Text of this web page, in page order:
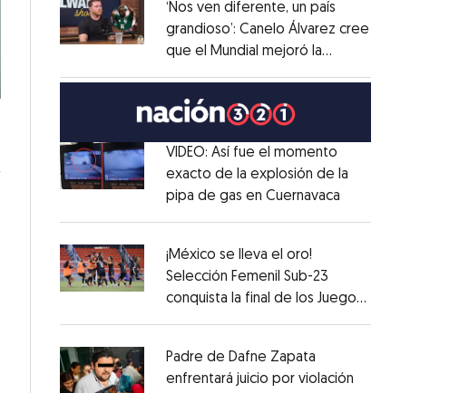
Opens in new window
‘Nos ven diferente, un país
grandioso’: Canelo Álvarez cree
que el Mundial mejoró la
Opens in new window
VIDEO: Así fue el momento
exacto de la explosión de la
pipa de gas en Cuernavaca
Opens in new window
¡México se lleva el oro!
Selección Femenil Sub-23
conquista la final de los Juegos
Padre de Dafne Zapata
enfrentará juicio por violación